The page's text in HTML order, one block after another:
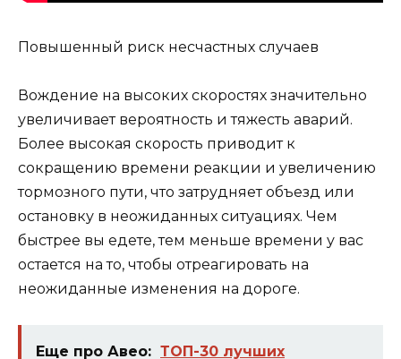
Повышенный риск несчастных случаев
Вождение на высоких скоростях значительно
увеличивает вероятность и тяжесть аварий.
Более высокая скорость приводит к
сокращению времени реакции и увеличению
тормозного пути, что затрудняет объезд или
остановку в неожиданных ситуациях. Чем
быстрее вы едете, тем меньше времени у вас
остается на то, чтобы отреагировать на
неожиданные изменения на дороге.
Еще про Авео: ТОП-30 лучших